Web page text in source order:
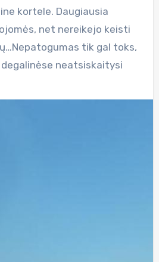
kortele. Daugiausia
net nereikejo keisti
tik gal toks,
degalinėse neatsiskaitysi